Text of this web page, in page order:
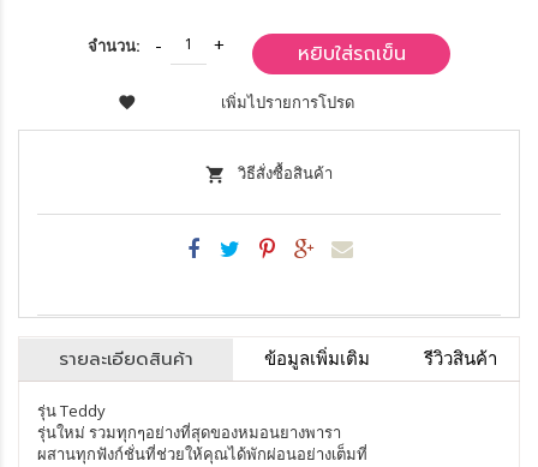
จำนวน: หยิบใส่รถเข็น
เพิ่มไปรายการโปรด
วิธีสั่งซื้อสินค้า
รายละเอียดสินค้า ข้อมูลเพิ่มเติม รีวิวสินค้า
รุ่น Teddy
รุ่นใหม่ รวมทุกๆอย่างที่สุดของหมอนยางพารา
ผสานทุกฟังก์ชั่นที่ช่วยให้คุณได้พักผ่อนอย่างเต็มที่